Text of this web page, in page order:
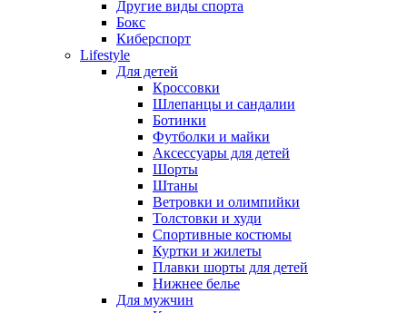
Другие виды спорта
Бокс
Киберспорт
Lifestyle
Для детей
Кроссовки
Шлепанцы и сандалии
Ботинки
Футболки и майки
Аксессуары для детей
Шорты
Штаны
Ветровки и олимпийки
Толстовки и худи
Спортивные костюмы
Куртки и жилеты
Плавки шорты для детей
Нижнее белье
Для мужчин